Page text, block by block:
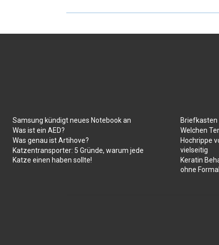
Samsung kündigt neues Notebook an
Was ist ein AED?
Was genau ist Artihove?
Katzentransporter: 5 Gründe, warum jede
Katze einen haben sollte!
Briefkasten
Welchen
Hochrippe
vielseitig
Keratin
ohne